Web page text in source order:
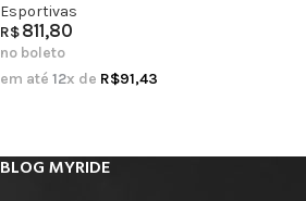
Esportivas
R$811,80
no boleto
em até 12x de R$91,43
BLOG MYRIDE